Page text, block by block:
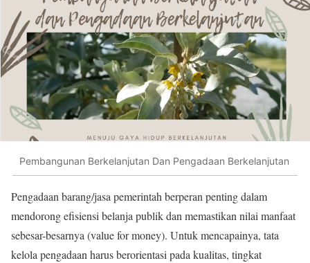
Pembangunan Berkelanjutan Dan Pengadaan Berkelanjutan
Pengadaan barang/jasa pemerintah berperan penting dalam
mendorong efisiensi belanja publik dan memastikan nilai manfaat
sebesar-besarnya (value for money). Untuk mencapainya, tata
kelola pengadaan harus berorientasi pada kualitas, tingkat